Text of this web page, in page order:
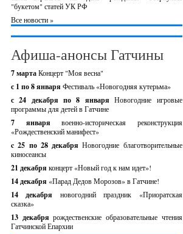
"букетом" статей УК РФ
Все новости »
Афиша-анонсы Гатчины
7 мартаКонцерт "Моя весна"
с 1 по 8 января Фестиваль «Новогодняя кутерьма»
с 24 декабря по 8 январяНовогодние игровые
программы для детей в Гатчине
7 январявоенно-историческая реконструкция
«Рождественский манифест»
c 25 по 28 декабряНовогодние благотворительные
киносеансы
21 декабря концерт «Новый год к нам идет»!
14 декабря «Парад Дедов Морозов» в Гатчине!
14 декабря новогодний праздник «Приоратская
сказка»
13 декабрярождественские образовательные чтения
Гатчинской Епархии